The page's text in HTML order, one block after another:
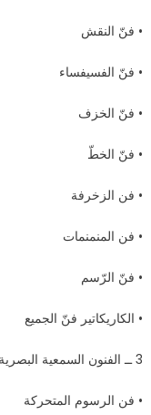
• فنّ النقش
• فنّ الفسيفساء
• فنّ الخزف
• فنّ الخطّ
• فن الزخرفة
• فن المنمنمات
• فنّ الرّسم
• الكاريكاتير فنّ الجميع
3 ــ الفنون السمعية البصرية:
• فن الرسوم المتحركة